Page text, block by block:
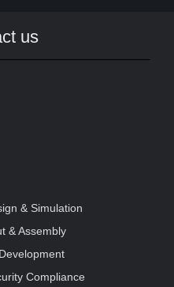
us
& Simulation
& Assembly
Compliance